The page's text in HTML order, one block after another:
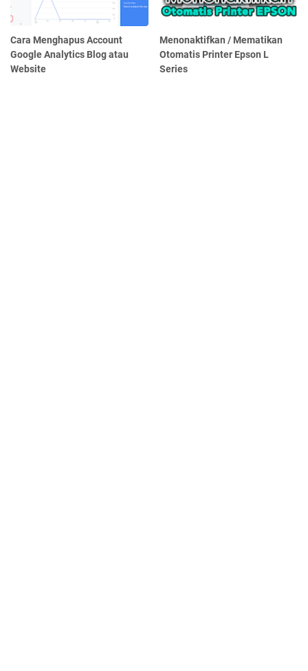
Cara Menghapus Account
Google Analytics Blog atau
Website
Menonaktifkan / Mematikan
Otomatis Printer Epson L
Series